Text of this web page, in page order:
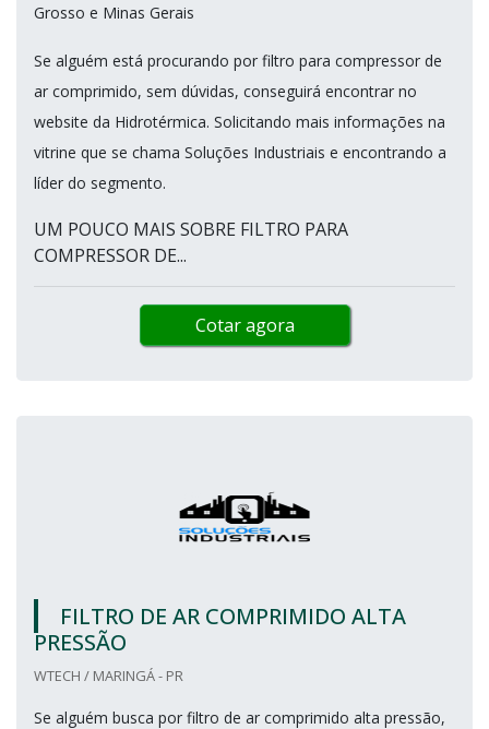
Grosso e Minas Gerais
Se alguém está procurando por filtro para compressor de
ar comprimido, sem dúvidas, conseguirá encontrar no
website da Hidrotérmica. Solicitando mais informações na
vitrine que se chama Soluções Industriais e encontrando a
líder do segmento.
UM POUCO MAIS SOBRE FILTRO PARA
COMPRESSOR DE...
Cotar agora
FILTRO DE AR COMPRIMIDO ALTA
PRESSÃO
WTECH / MARINGÁ - PR
Se alguém busca por filtro de ar comprimido alta pressão,